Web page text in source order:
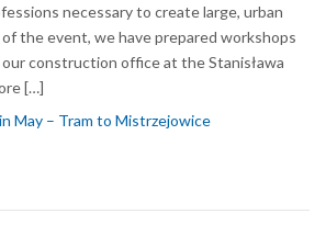
necessary to create large, urban
the event, we have prepared workshops
construction office at the Stanisława
[…]
May – Tram to Mistrzejowice